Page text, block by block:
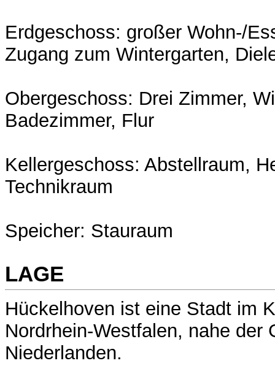
Erdgeschoss: großer Wohn-/
Zugang zum Wintergarten,
Obergeschoss: Drei Zimmer,
Badezimmer, Flur
Kellergeschoss: Abstellraum,
Technikraum
Speicher: Stauraum
LAGE
Hückelhoven ist eine Stadt im
Nordrhein-Westfalen, nahe der
Niederlanden.